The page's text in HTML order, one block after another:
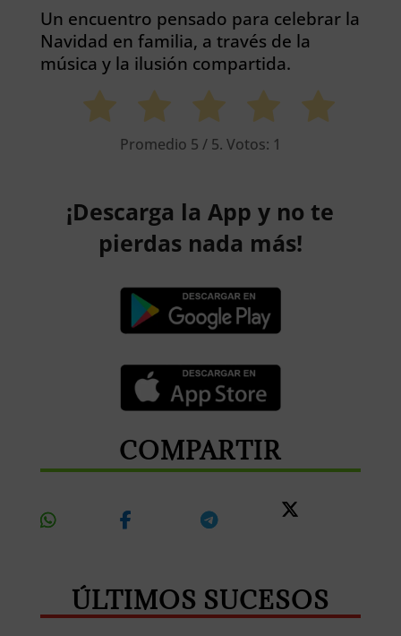
Un encuentro pensado para celebrar la
Navidad en familia, a través de la
música y la ilusión compartida.
Promedio 5 / 5. Votos: 1
¡Descarga la App y no te
pierdas nada más!
COMPARTIR
ÚLTIMOS SUCESOS